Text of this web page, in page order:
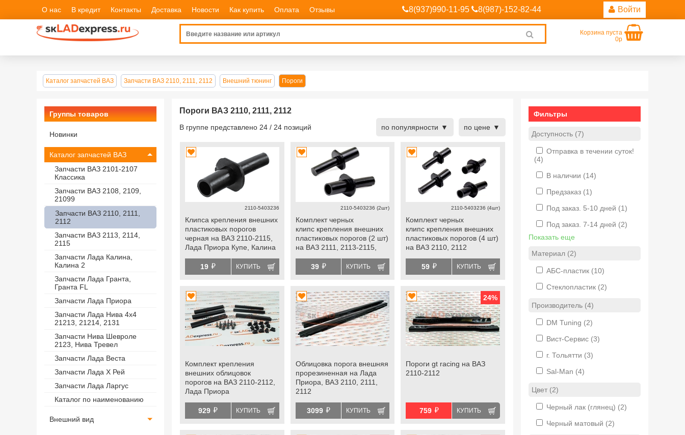
О нас В кредит Контакты Доставка Новости Как купить Оплата Отзывы 8(937)990-11-95 8(987)-152-82-44 Войти
search
Корзина пуста
0р
Каталог запчастей ВАЗ Запчасти ВАЗ 2110, 2111, 2112 Внешний тюнинг Пороги
Группы товаров
Новинки
Каталог запчастей ВАЗ
Запчасти ВАЗ 2101-2107
Классика
Запчасти ВАЗ 2108, 2109,
21099
Запчасти ВАЗ 2110, 2111,
2112
Запчасти ВАЗ 2113, 2114,
2115
Запчасти Лада Калина,
Калина 2
Запчасти Лада Гранта,
Гранта FL
Запчасти Лада Приора
Запчасти Лада Нива 4х4
21213, 21214, 2131
Запчасти Нива Шевроле
2123, Нива Тревел
Запчасти Лада Веста
Запчасти Лада Х Рей
Запчасти Лада Ларгус
Каталог по наименованию
Внешний вид
Пороги ВАЗ 2110, 2111, 2112
В группе представлено 24 / 24 позиций по популярности по цене
2110-5403236
Клипса крепления внешних
пластиковых порогов
черная на ВАЗ 2110-2115,
Лада Приора Купе, Калина
рамки бокового окна
на ВАЗ 2110, 2112
19 й КУПИТЬ
2110-5403236 (2шт)
Комплект черных
клипс крепления внешних
пластиковых порогов (2 шт)
на ВАЗ 2111, 2113-2115,
39 й КУПИТЬ
2110-5403236 (4шт)
Комплект черных
клипс крепления внешних
пластиковых порогов (4 шт)
на ВАЗ 2110, 2112
59 й КУПИТЬ
Комплект крепления
внешних облицовок
порогов на ВАЗ 2110-2112,
Лада Приора
929 й КУПИТЬ
Облицовка порога внешняя
прорезиненная на Лада
Приора, ВАЗ 2110, 2111,
2112
3099 й КУПИТЬ
24%
Пороги gt racing на ВАЗ
2110-2112
759 й КУПИТЬ
Фильтры
Доступность (7)
Отправка в течении суток!
(4)
В наличии (14)
Предзаказ (1)
Под заказ. 5-10 дней (1)
Под заказ. 7-14 дней (2)
Показать еще
Материал (2)
АБС-пластик (10)
Стеклопластик (2)
Производитель (4)
DM Tuning (2)
Вист-Сервис (3)
г. Тольятти (3)
Sal-Man (4)
Цвет (2)
Черный лак (глянец) (2)
Черный матовый (2)